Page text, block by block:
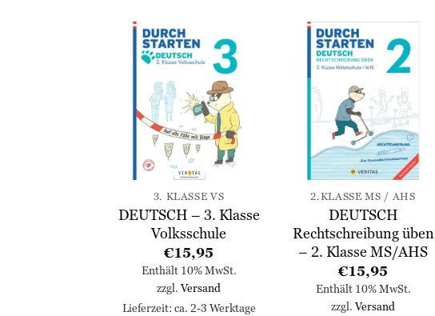
Zur
Wunschliste
hinzufügen
3. KLASSE VS
DEUTSCH – 3. Klasse
Volksschule
€15,95
Enthält 10% MwSt.
zzgl.Versand
Lieferzeit: ca. 2-3 Werktage
Zur
Wunschliste
hinzufügen
2.KLASSE MS / AHS
DEUTSCH
Rechtschreibung üben
– 2. Klasse MS/AHS
€15,95
Enthält 10% MwSt.
zzgl.Versand